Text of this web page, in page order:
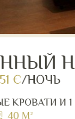
€/НОЧЬ
КРОВАТИ И
40 M²